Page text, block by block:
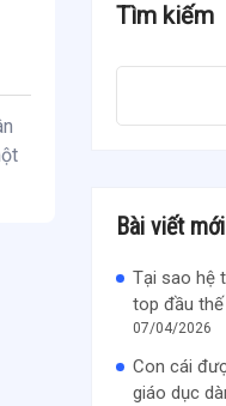
Tìm kiếm
Bài viết mới
Tại sao hệ
top đầu
07/04/2026
Con cái
giáo dục